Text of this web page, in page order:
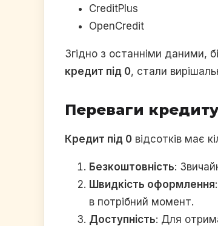
CreditPlus
OpenCredit
Згідно з останніми даними,
кредит під 0, стали
Переваги кредиту
Кредит під 0 відсотків має
Безкоштовність:
Швидкість оформлення
в потрібний момент.
Доступність: Для